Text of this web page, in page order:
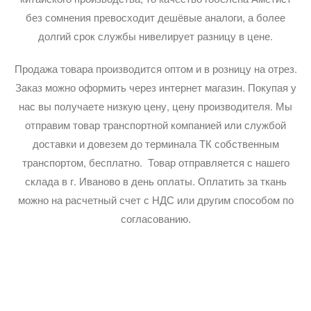
без сомнения превосходит дешёвые аналоги, а более
долгий срок службы нивелирует разницу в цене.
Продажа товара производится оптом и в розницу на отрез.
Заказ можно оформить через интернет магазин. Покупая у
нас вы получаете низкую цену, цену производителя. Мы
отправим товар транспортной компанией или службой
доставки и довезем до терминала ТК собственным
транспортом, бесплатно. Товар отправляется с нашего
склада в г. Иваново в день оплаты. Оплатить за ткань
можно на расчетный счет с НДС или другим способом по
согласованию.